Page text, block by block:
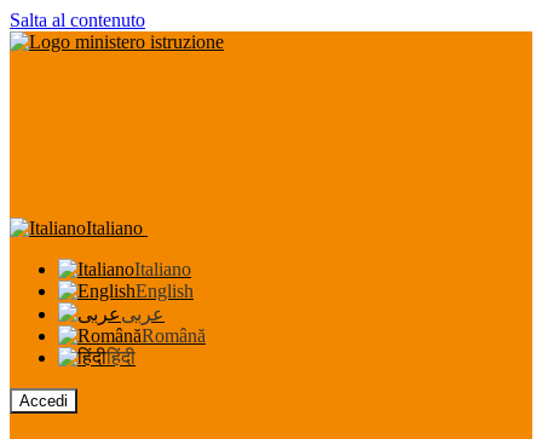
Salta al contenuto
Italiano
Italiano
English
عربى
Română
हिंदी
Accedi